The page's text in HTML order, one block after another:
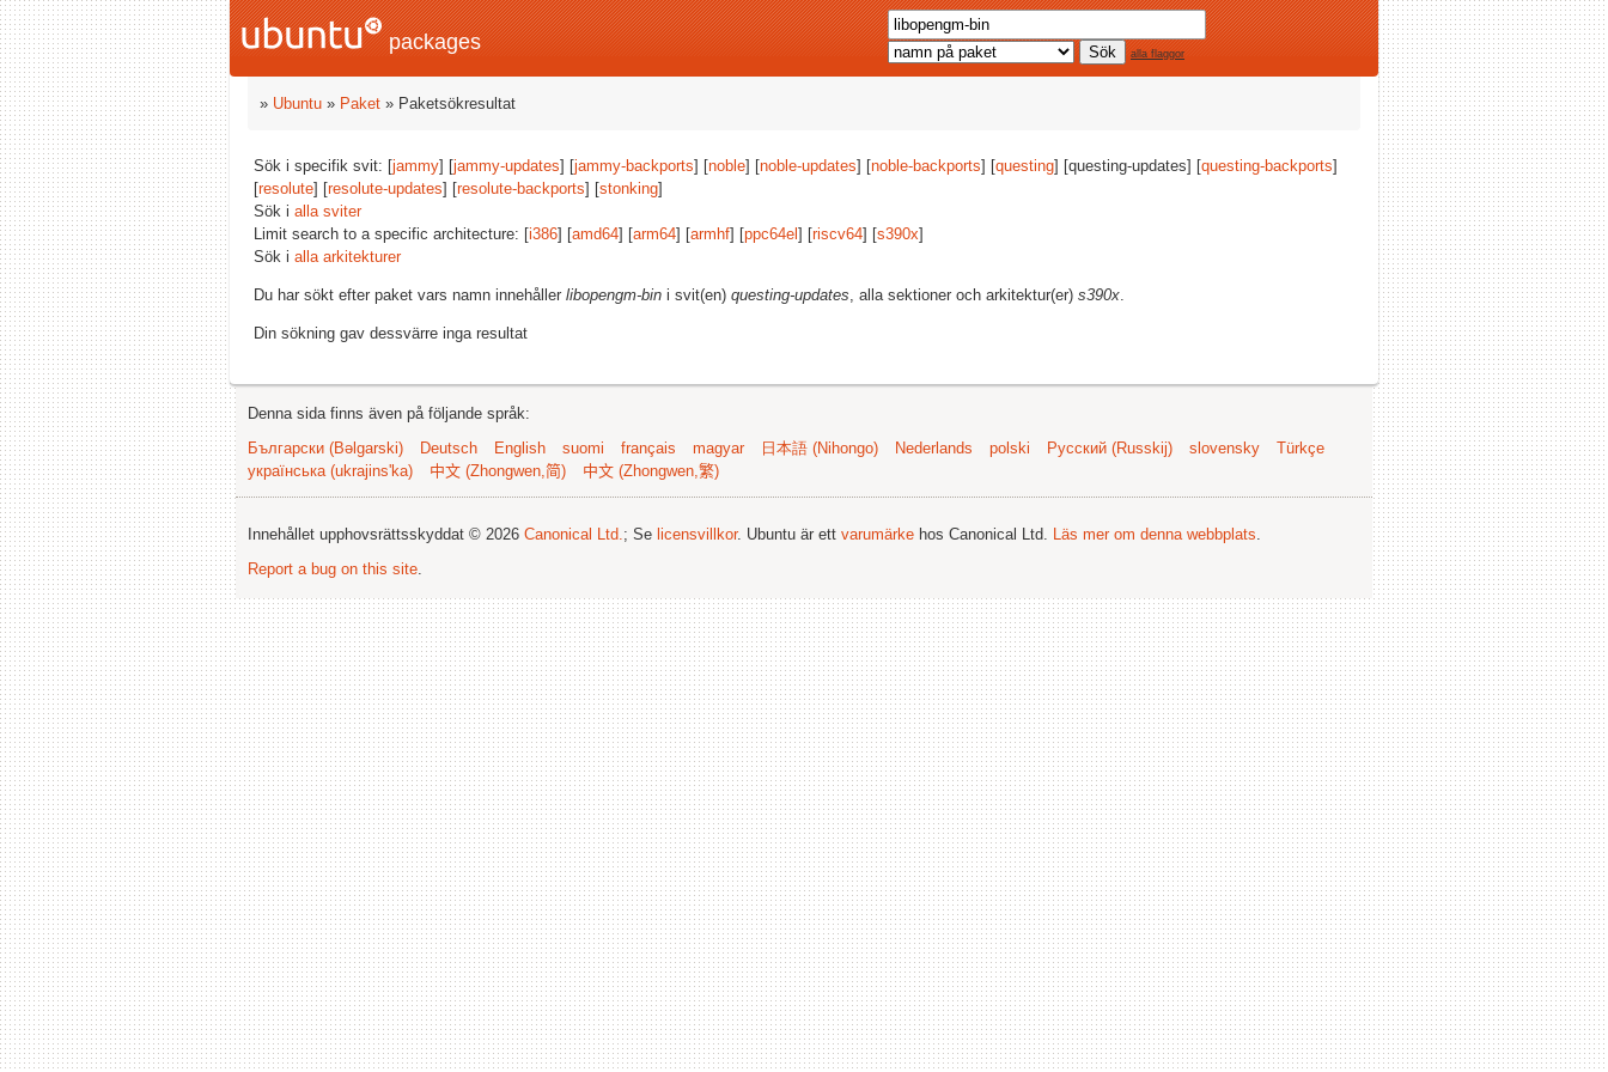
packages alla flaggor
» Ubuntu » Paket » Paketsökresultat
Sök i specifik svit: [jammy] [jammy-updates] [jammy-backports] [noble] [noble-updates] [noble-backports] [questing] [questing-updates] [questing-backports]
[resolute] [resolute-updates] [resolute-backports] [stonking]
Sök i alla sviter
Limit search to a specific architecture: [i386] [amd64] [arm64] [armhf] [ppc64el ] [riscv64] [s390x]
Sök i alla arkitekturer
Du har sökt efter paket vars namn innehåller libopengm-bin i svit(en) questing-updates, alla sektioner och arkitektur(er) s390x.
Din sökning gav dessvärre inga resultat
Denna sida finns även på följande språk:
Български (Bəlgarski)
Deutsch English suomi français magyar 日本語 (Nihongo) Nederlands polski Русский (Russkij) slovensky
Türkçe
українська (ukrajins'ka)
中文 (Zhongwen,简) 中文 (Zhongwen,繁)
Innehållet upphovsrättsskyddat © 2026 Canonical Ltd.; Se licensvillkor. Ubuntu är ett varumärke hos Canonical Ltd. Läs mer om denna webbplats.
Report a bug on this site.